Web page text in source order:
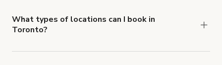
about Giggster's Damage Protection coverage.
What types of locations can I book in
Toronto?